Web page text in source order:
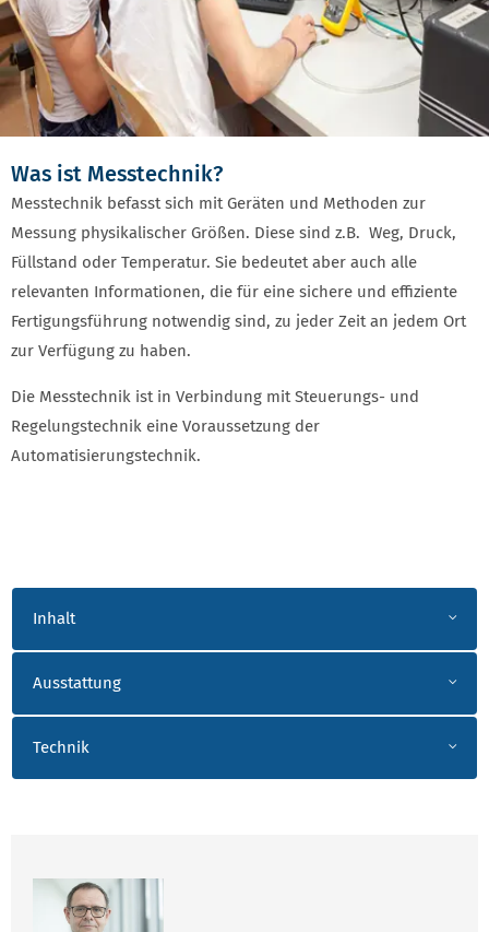
Was ist Messtechnik?
Messtechnik befasst sich mit Geräten und Methoden zur
Messung physikalischer Größen. Diese sind z.B. Weg, Druck,
Füllstand oder Temperatur. Sie bedeutet aber auch alle
relevanten Informationen, die für eine sichere und effiziente
Fertigungsführung notwendig sind, zu jeder Zeit an jedem Ort
zur Verfügung zu haben.
Die Messtechnik ist in Verbindung mit Steuerungs- und
Regelungstechnik eine Voraussetzung der
Automatisierungstechnik.
AKK_MESSTECHNIK
Inhalt
Ausstattung
Technik